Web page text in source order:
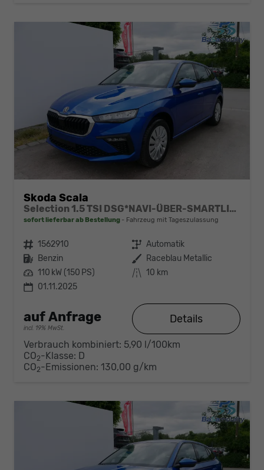
Skoda Scala
Selection 1.5 TSI DSG*NAVI-ÜBER-SMARTLINK*PDC-HI*LED*TEMPOMAT*SHZ*KLIMA*DAB
sofort lieferbar ab Bestellung Fahrzeug mit Tageszulassung
Fahrzeugnr. 1562910 Getriebe Automatik
Kraftstoff Benzin Außenfarbe Raceblau Metallic
Leistung 110 kW (150 PS) Kilometerstand 10 km
01.11.2025
auf Anfrage
incl. 19% MwSt.
Details
Verbrauch kombiniert: 5,90 l/100km
CO2-Klasse: D
CO2-Emissionen: 130,00 g/km